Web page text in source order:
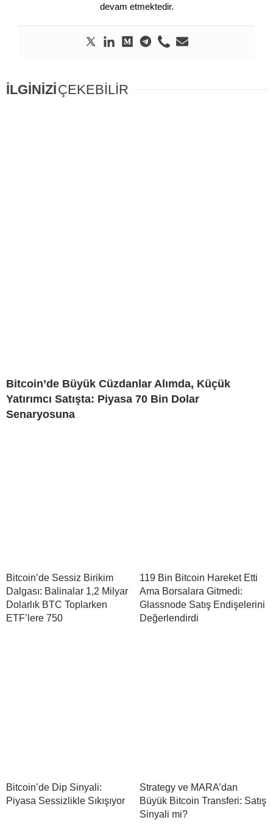
devam etmektedir.
İLGİNİZİÇEKEBİLİR
Bitcoin’de Büyük Cüzdanlar Alımda, Küçük
Yatırımcı Satışta: Piyasa 70 Bin Dolar
Senaryosuna
Bitcoin’de Sessiz Birikim
Dalgası: Balinalar 1,2 Milyar
Dolarlık BTC Toplarken
ETF’lere 750
119 Bin Bitcoin Hareket Etti
Ama Borsalara Gitmedi:
Glassnode Satış Endişelerini
Değerlendirdi
Bitcoin’de Dip Sinyali:
Piyasa Sessizlikle Sıkışıyor
Strategy ve MARA’dan
Büyük Bitcoin Transferi: Satış
Sinyali mi?